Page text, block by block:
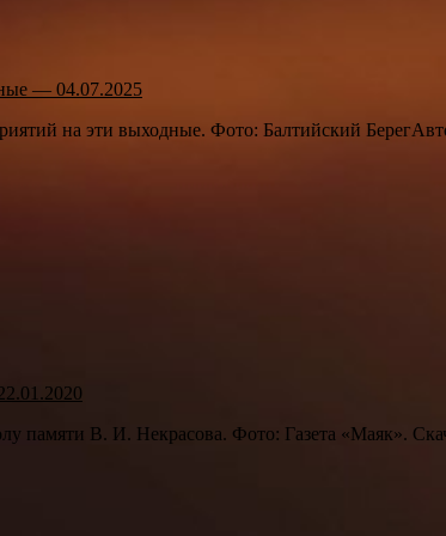
— 04.07.2025
на эти выходные. Фото: Балтийский
памяти В. И. Некрасова. Фото: Газета «Маяк».